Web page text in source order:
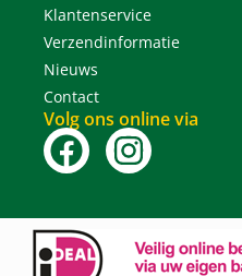
Klantenservice
Verzendinformatie
Nieuws
Contact
Volg ons online via